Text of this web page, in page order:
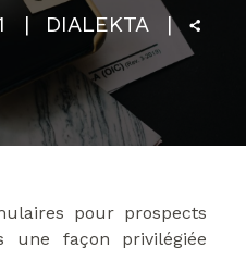
DIALEKTA
pour prospects
une façon privilégiée